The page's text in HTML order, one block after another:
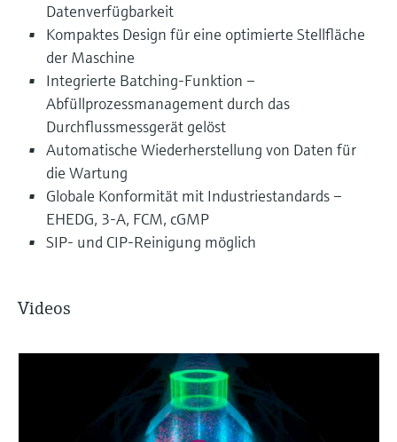
Datenverfügbarkeit
Kompaktes Design für eine optimierte Stellfläche
der Maschine
Integrierte Batching-Funktion –
Abfüllprozessmanagement durch das
Durchflussmessgerät gelöst
Automatische Wiederherstellung von Daten für
die Wartung
Globale Konformität mit Industriestandards –
EHEDG, 3-A, FCM, cGMP
SIP- und CIP-Reinigung möglich
Videos